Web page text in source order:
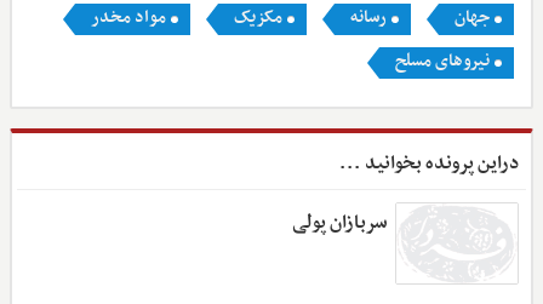
جهان رسانه مکزیک
مواد مخدر
نیروهای مسلح
دراین پرونده بخوانید ...
سربازان پولی